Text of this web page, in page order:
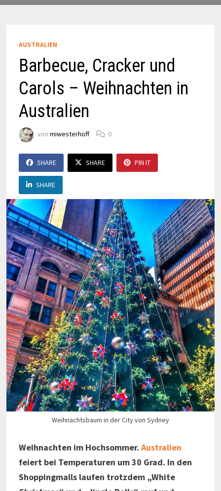
AUSTRALIEN
Barbecue, Cracker und
Carols – Weihnachten in
Australien
von miwesterhoff 0
SHARE SHARE PIN IT
SHARE
Weihnachtsbaum in der City von Sydney
Weihnachten im Hochsommer. Australien
feiert bei Temperaturen um 30 Grad. In den
Shoppingmalls laufen trotzdem „White